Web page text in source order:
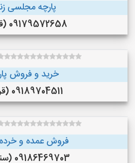
پارچه مجلسی
09179572658 (قشم )
خرید و فروش
09189704511 (قروه )
فروش عمده و خرده
09186469703 (سنندج )